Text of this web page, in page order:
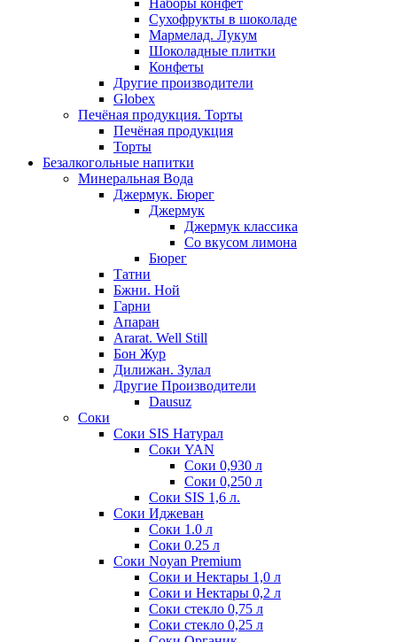
Наборы конфет
Сухофрукты в шоколаде
Мармелад. Лукум
Шоколадные плитки
Конфеты
Другие производители
Globex
Печёная продукция. Торты
Печёная продукция
Торты
Безалкогольные напитки
Минеральная Вода
Джермук. Бюрег
Джермук
Джермук классика
Со вкусом лимона
Бюрег
Татни
Бжни. Ной
Гарни
Апаран
Ararat. Well Still
Бон Жур
Дилижан. Зулал
Другие Производители
Dausuz
Соки
Соки SIS Натурал
Соки YAN
Соки 0,930 л
Соки 0,250 л
Соки SIS 1,6 л.
Соки Иджеван
Соки 1.0 л
Соки 0.25 л
Соки Noyan Premium
Соки и Нектары 1,0 л
Соки и Нектары 0,2 л
Соки стекло 0,75 л
Соки стекло 0,25 л